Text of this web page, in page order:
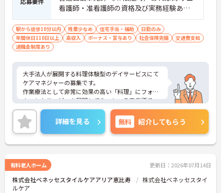
看護師・准看護師の資格及び実務経験あれ
ば尚可
駅から徒歩10分以内 残業少なめ 住宅手当・補助
日勤のみ
年間休日110日以上
高収入 ボーナス・賞与あり 社会保険完備
交通費支給
退職金制度あり
大手法人が展開する料理体験型のデイサービスにて
ケアマネジャーの募集です。
作業療法として非常に効果の高い「料理」にフォー
カスしたサービスを展開してらっしゃる事業所で
す。
年間休日120日以上としっかりお休みが取得出来る
ので、ワークライフバランスを大切にしたい方にオ
ススメ◎
ご興味ある方には、面接対策ポイントなど、さらに
い。
詳細を見る 無料 紹介してもらう
有料老人ホーム 更新日：2026年07月14日
株式会社ベネッセスタイルケアアリア恵比寿
株式会社ベネッセスタイ
ルケア